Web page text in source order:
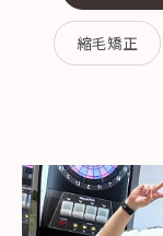
縮毛矯正